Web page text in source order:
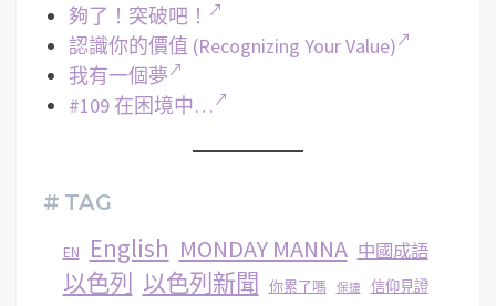
夠了！突破吧！
認識你的價值 (Recognizing Your Value)
我有一個夢
#109 在困境中…
# TAG
EN English MONDAY MANNA 中國成語
以色列 以色列新聞 你累了嗎 保捷 信仰見證